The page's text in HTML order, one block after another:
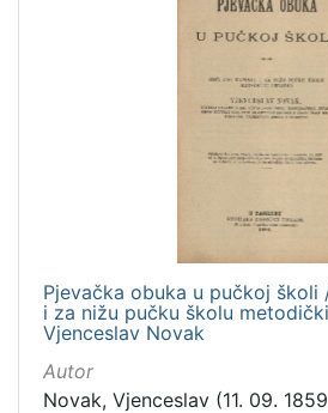
Pjevačka obuka u pučkoj
i za nižu pučku školu
Vjenceslav Novak
Autor
Novak, Vjenceslav (11. 09.